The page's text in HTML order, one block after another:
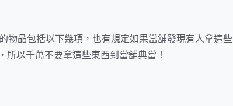
物品包括以下幾項，也有規定如果當舖發現有人拿這些
以千萬不要拿這些東西到當舖典當！